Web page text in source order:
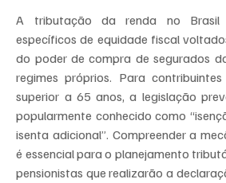
A tributação da renda no Brasil
específicos de equidade fiscal
do poder de compra de segurados
regimes próprios. Para
superior a 65 anos, a legislação
popularmente conhecido como
isenta adicional”. Compreender a
é essencial para o planejamento
pensionistas que realizarão a